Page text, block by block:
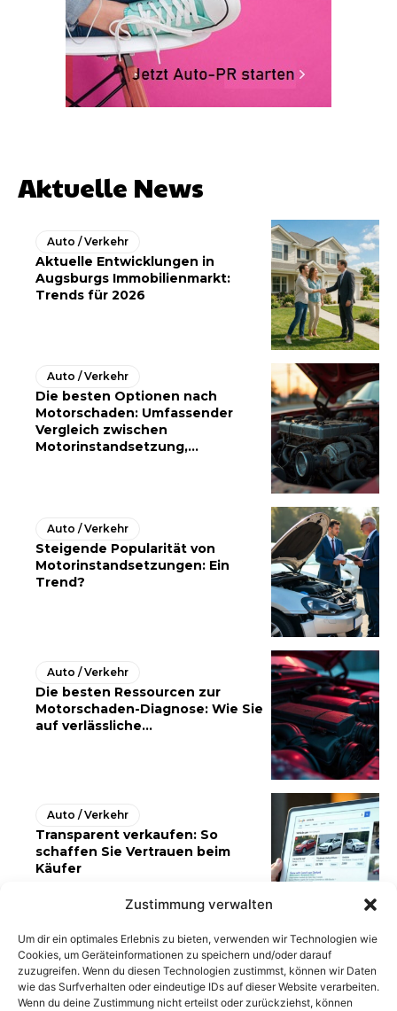
Zustimmung verwalten
Um dir ein optimales Erlebnis zu bieten, verwenden wir Technologien wie
Cookies, um Geräteinformationen zu speichern und/oder darauf
zuzugreifen. Wenn du diesen Technologien zustimmst, können wir Daten
wie das Surfverhalten oder eindeutige IDs auf dieser Website verarbeiten.
Wenn du deine Zustimmung nicht erteilst oder zurückziehst, können
Aktuelle News
Auto / Verkehr
Aktuelle Entwicklungen in
Augsburgs Immobilienmarkt:
Trends für 2026
Auto / Verkehr
Die besten Optionen nach
Motorschaden: Umfassender
Vergleich zwischen
Motorinstandsetzung,...
Auto / Verkehr
Steigende Popularität von
Motorinstandsetzungen: Ein
Trend?
Auto / Verkehr
Die besten Ressourcen zur
Motorschaden-Diagnose: Wie Sie
auf verlässliche...
Auto / Verkehr
Transparent verkaufen: So
schaffen Sie Vertrauen beim
Käufer